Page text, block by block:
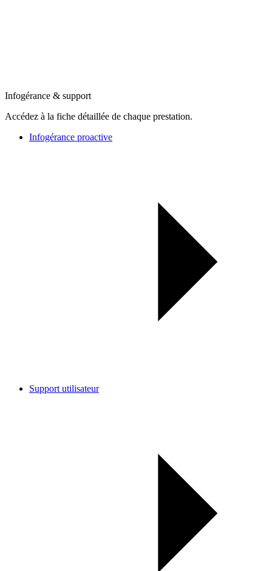
Infogérance & support
Accédez à la fiche détaillée de chaque prestation.
Infogérance proactive
Support utilisateur